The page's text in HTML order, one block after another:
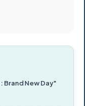
Brand New Day"